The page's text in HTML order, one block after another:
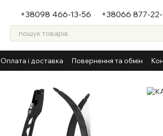
+38098 466-13-56 +38066 877-
Оплата і доставка Повернення та обмін